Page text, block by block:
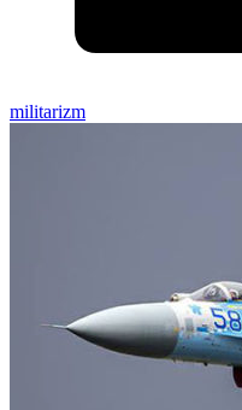
militarizm